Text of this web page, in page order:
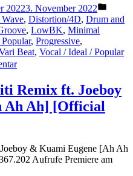
20223. November 2022
unter
, Distortion/4D, Drum and
, LowBK, Minimal
, Progressive,
Beat, Vocal / Ideal / Popular
zu
Impala
–
New
Person,
Mistakes
(Official
Remix ft. Joeboy
Ah Ah] [Official
& Kuami Eugene [Ah Ah
Aufrufe Premiere am